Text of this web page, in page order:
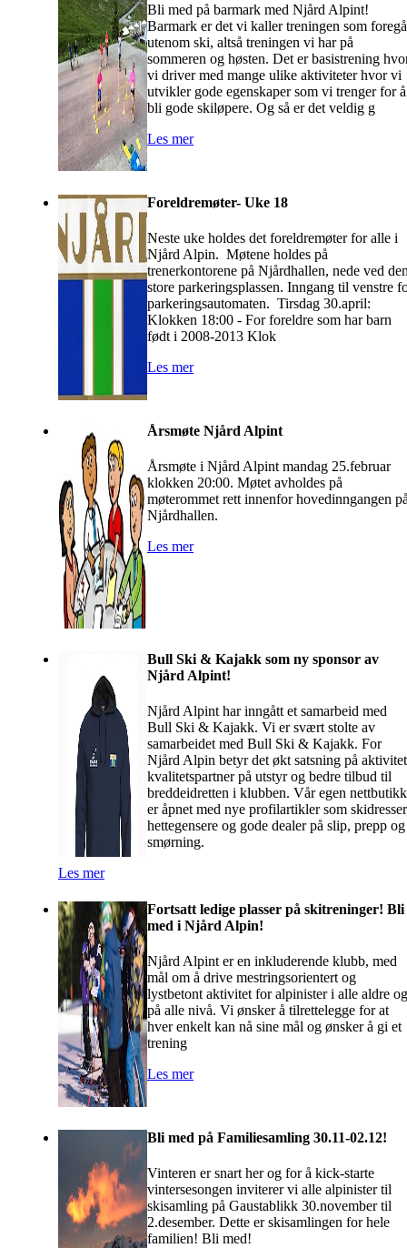
Bli med på barmark med Njård Alpint!
Barmark er det vi kaller treningen som
utenom ski, altså treningen vi har på
sommeren og høsten. Det er basistrening
vi driver med mange ulike aktiviteter hvor vi
utvikler gode egenskaper som vi trenger for å
bli gode skiløpere. Og så er det veldig g
Les mer
Foreldremøter- Uke 18
Neste uke holdes det foreldremøter for alle i
Njård Alpin. Møtene holdes på
trenerkontorene på Njårdhallen, nede ved
store parkeringsplassen. Inngang til venstre
parkeringsautomaten. Tirsdag 30.april:
Klokken 18:00 - For foreldre som har barn
født i 2008-2013 Klok
Les mer
Årsmøte Njård Alpint
Årsmøte i Njård Alpint mandag 25.februar
klokken 20:00. Møtet avholdes på
møterommet rett innenfor hovedinngangen
Njårdhallen.
Les mer
Bull Ski & Kajakk som ny sponsor av
Njård Alpint!
Njård Alpint har inngått et samarbeid med
Bull Ski & Kajakk. Vi er svært stolte av
samarbeidet med Bull Ski & Kajakk. For
Njård Alpin betyr det økt satsning på
kvalitetspartner på utstyr og bedre tilbud til
breddeidretten i klubben. Vår egen nettbutikk
er åpnet med nye profilartikler som
hettegensere og gode dealer på slip, prepp og
smørning.
Les mer
Fortsatt ledige plasser på skitreninger! Bli
med i Njård Alpin!
Njård Alpint er en inkluderende klubb, med
mål om å drive mestringsorientert og
lystbetont aktivitet for alpinister i alle aldre og
på alle nivå. Vi ønsker å tilrettelegge for at
hver enkelt kan nå sine mål og ønsker å gi et
trening
Les mer
Bli med på Familiesamling 30.11-02.12!
Vinteren er snart her og for å kick-starte
vintersesongen inviterer vi alle alpinister til
skisamling på Gaustablikk 30.november til
2.desember. Dette er skisamlingen for hele
familien! Bli med!